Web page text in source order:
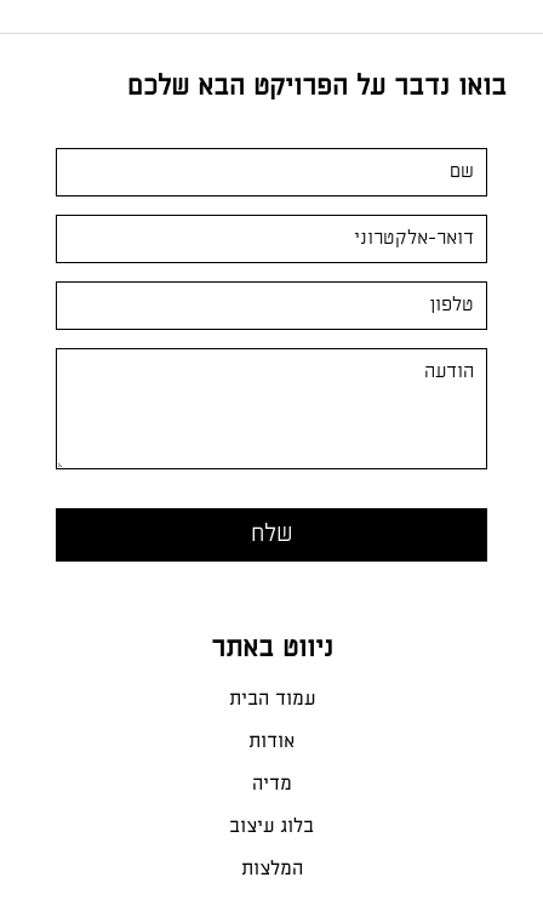
ניווט באתר
עמוד הבית
אודות
מדיה
בלוג עיצוב
המלצות
בואו נדבר על הפרויקט הבא שלכם